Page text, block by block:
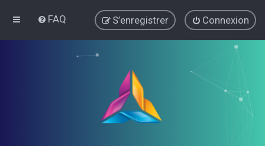
FAQ Connexion
S’enregistrer